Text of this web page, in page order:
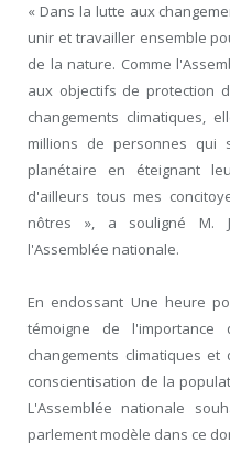
« Dans la lutte aux
unir et travailler ensemble
de la nature. Comme
aux objectifs de protection
changements climatiques,
millions de personnes qui
planétaire en éteignant
d'ailleurs tous mes
nôtres », a souligné M.
l'Assemblée nationale.
En endossant Une heure
témoigne de
changements climatiques
conscientisation de la
L'Assemblée nationale
parlement modèle dans ce